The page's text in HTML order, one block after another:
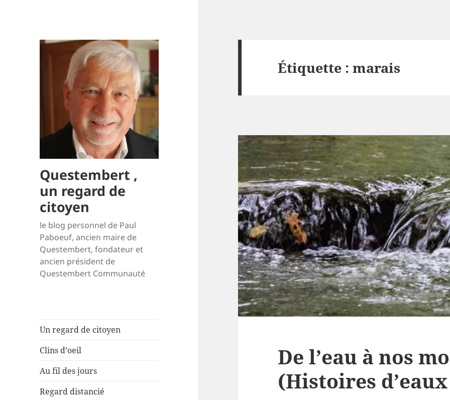
Questembert ,
un regard de
citoyen
le blog personnel de Paul
Paboeuf, ancien maire de
Questembert, fondateur et
ancien président de
Questembert Communauté
Un regard de citoyen
Clins d’oeil
Au fil des jours
Regard distancié
Étiquette :marais
De l’eau à nos
(Histoires